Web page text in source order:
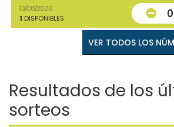
13/08/2026
1 DISPONIBLES 0
VER
Resultados de los
sorteos